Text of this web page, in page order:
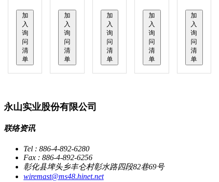
加
入
询
问
清
单
加
入
询
问
清
单
加
入
询
问
清
单
加
入
询
问
清
单
加
入
询
问
清
单
永山实业股份有限公司
联络资讯
Tel : 886-4-892-6280
Fax : 886-4-892-6256
彰化县埤头乡丰仑村彰水路四段82巷69号
wiremast@ms48.hinet.net